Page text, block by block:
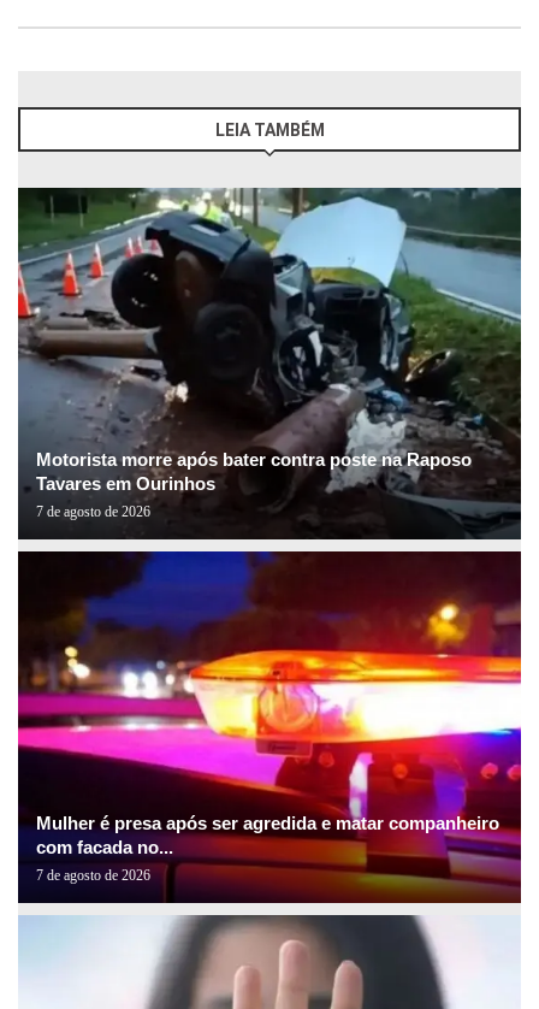
LEIA TAMBÉM
Motorista morre após bater contra poste na Raposo
Tavares em Ourinhos
7 de agosto de 2026
Mulher é presa após ser agredida e matar companheiro
com facada no...
7 de agosto de 2026